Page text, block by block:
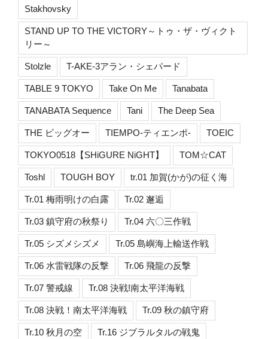
Stakhovsky
STAND UP TO THE VICTORY～トゥ・ザ・ヴィクト
リー～
Stolzle T-AKE-3アラン・シェパード
TABLE 9 TOKYO Take On Me Tanabata
TANABATA Sequence Tani The Deep Sea
THE ビッグオー TIEMPO-ティエンポ- TOEIC
TOKYO0518【SHiGURE NiGHT】 TOM☆CAT
Toshl TOUGH BOY tr.01 加賀(かが)の征く海
Tr.01 梅雨明けの白露 Tr.02 邂逅
Tr.03 鎮守府の秋祭り Tr.04 六〇三作戦
Tr.05 シズメシズメ Tr.05 島嶼海上輸送作戦
Tr.06 水雷戦隊の反撃 Tr.06 飛龍の反撃
Tr.07 警戒線 Tr.08 決戦!南太平洋海戦
Tr.08 決戦！南太平洋海戦 Tr.09 秋の鎮守府
Tr.10 秋月の空 Tr.16 ジブラルタルの戦鬼